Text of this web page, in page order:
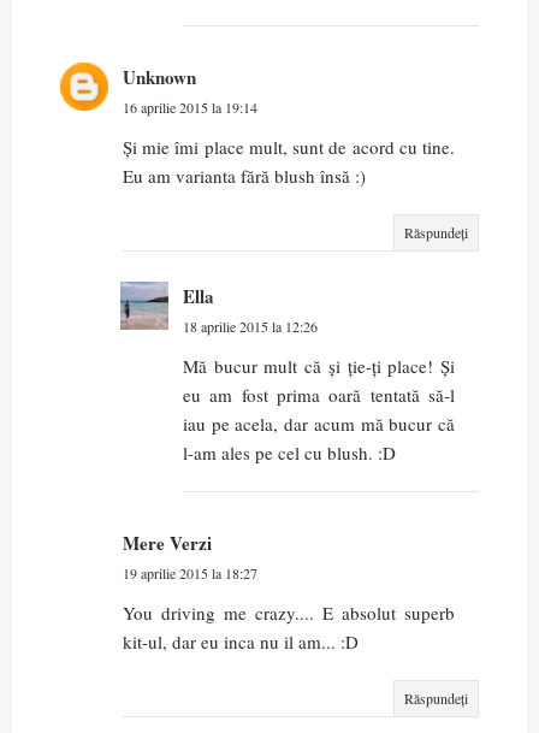
Unknown
16 aprilie 2015 la 19:14
Și mie îmi place mult, sunt de acord cu tine.
Eu am varianta fără blush însă :)
Răspundeți
Ella
18 aprilie 2015 la 12:26
Mă bucur mult că și ție-ți place! Și
eu am fost prima oară tentată să-l
iau pe acela, dar acum mă bucur că
l-am ales pe cel cu blush. :D
Mere Verzi
19 aprilie 2015 la 18:27
You driving me crazy.... E absolut superb
kit-ul, dar eu inca nu il am... :D
Răspundeți